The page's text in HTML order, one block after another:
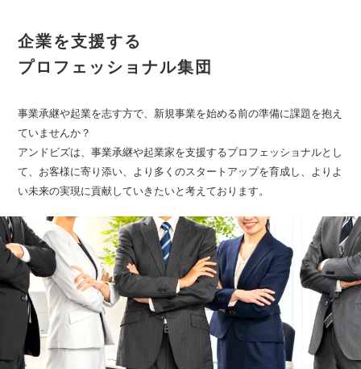
企業を支援する
プロフェッショナル集団
事業承継や起業を志す方で、新規事業を始める前の準備に課題を抱え
ていませんか？
アンドビズは、事業承継や起業家を支援するプロフェッショナルとし
て、お客様に寄り添い、より多くのスタートアップを育成し、よりよ
い未来の実現に貢献していきたいと考えております。